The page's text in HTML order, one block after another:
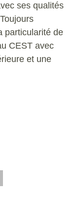
ses qualités
particularité de
CEST avec
et une